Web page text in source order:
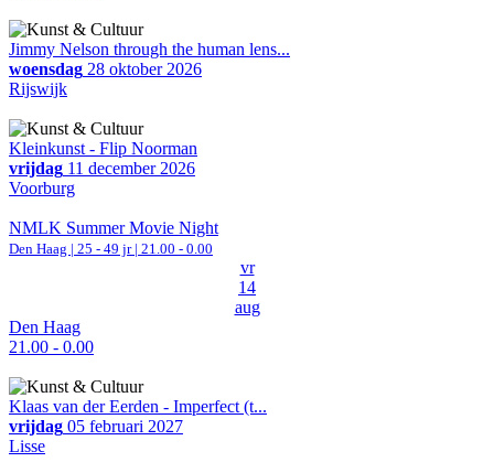
Jimmy Nelson through the human lens...
woensdag 28 oktober 2026
Rijswijk
Kleinkunst - Flip Noorman
vrijdag 11 december 2026
Voorburg
NMLK Summer Movie Night
Den Haag | 25 - 49 jr | 21.00 - 0.00
vr
14
aug
Den Haag
21.00 - 0.00
Klaas van der Eerden - Imperfect (t...
vrijdag 05 februari 2027
Lisse